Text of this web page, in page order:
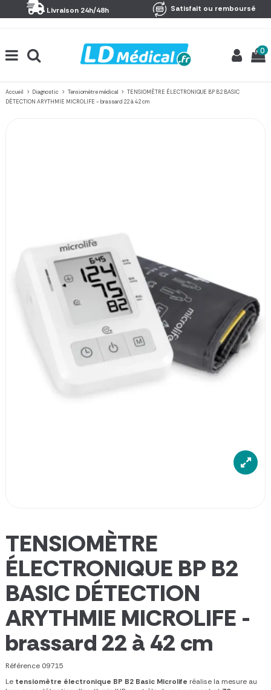
Livraison 24h/48h Satisfait ou remboursé
0
Accueil Diagnostic Tensiomètre médical
TENSIOMÈTRE ÉLECTRONIQUE BP B2 BASIC
DÉTECTION ARYTHMIE MICROLIFE - brassard 22 à 42 cm
TENSIOMÈTRE
ÉLECTRONIQUE BP B2
BASIC DÉTECTION
ARYTHMIE MICROLIFE -
brassard 22 à 42 cm
Référence 09715
Le tensiomètre électronique BP B2 Basic Microlife réalise la mesure au
Panneau de gestion des cookies